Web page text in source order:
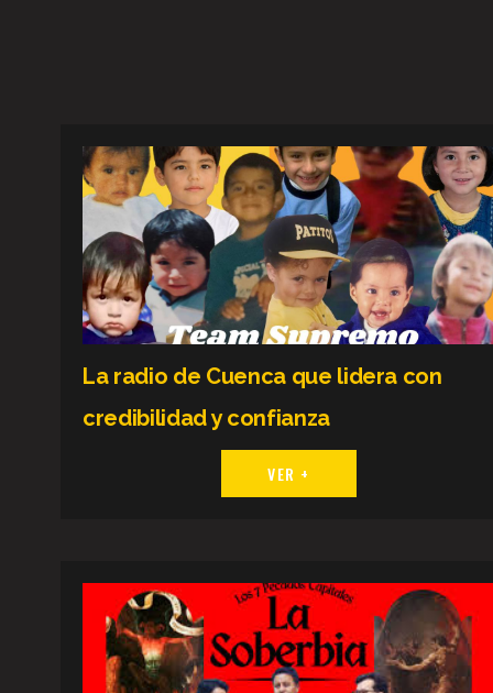
La radio de Cuenca que lidera con
credibilidad y confianza
VER +